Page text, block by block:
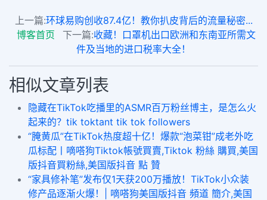
上一篇:环球易购创收87.4亿！教你扒皮背后的流量秘密...
博客首页
下一篇:收藏！口罩机出口欧洲和东南亚所需文
件及当地的进口税率大全！
相似文章列表
隐藏在TikTok吃播里的ASMR百万粉丝博主，是怎么火
起来的？tik toktant tik tok followers
“腌黄瓜”在TikTok热度超十亿！爆款“泡菜钳”成老外吃
瓜标配丨嘀嗒狗Tiktok帳號買賣,Tiktok 粉絲 購買,美国
版抖音買粉絲,美国版抖音 點 贊
“家具修补笔”发布仅1天获200万播放！TikTok小众装
修产品逐渐火爆！| 嘀嗒狗美国版抖音 頻道 簡介,美国